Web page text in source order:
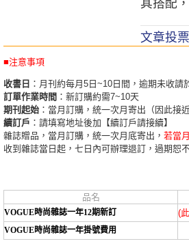
其搭配
文章投票
■注意事項
收書日 ：月刊約每月5日~10日間，逾期未收
訂單作業時間 ：新訂購約需7~10天
期刊起始 ：當月訂購，統一次月寄出（因此接
續訂戶 ：請填寫地址後加【續訂戶請接續】
雜誌贈品，當月訂購，統一次月底寄出， 若當
收到雜誌當日起，七日內可辦理退訂，過期恕
品名
VOGUE時尚雜誌一年12期新訂 (
VOGUE時尚雜誌一年掛號費用